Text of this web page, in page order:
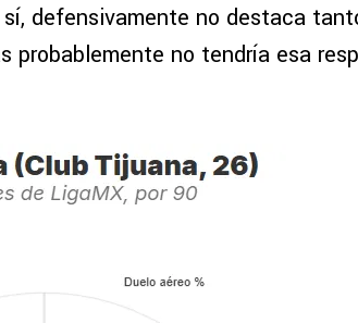
defensivamente no destaca
probablemente no tendría esa